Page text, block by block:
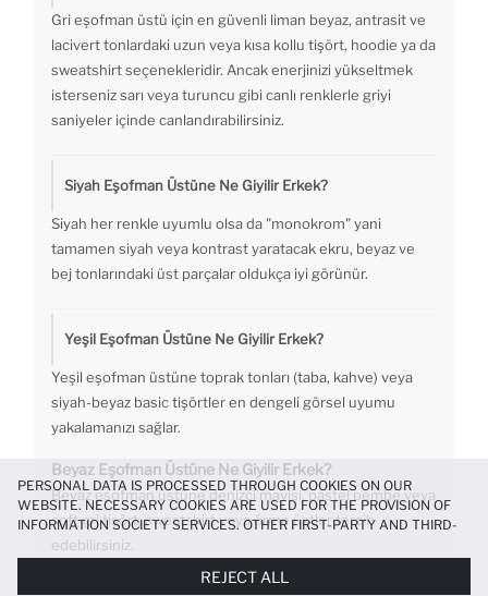
Gri eşofman üstü için en güvenli liman beyaz, antrasit ve
lacivert tonlardaki uzun veya kısa kollu tişört, hoodie ya da
sweatshirt seçenekleridir. Ancak enerjinizi yükseltmek
isterseniz sarı veya turuncu gibi canlı renklerle griyi
saniyeler içinde canlandırabilirsiniz.
Siyah Eşofman Üstüne Ne Giyilir Erkek?
Siyah her renkle uyumlu olsa da "monokrom" yani
tamamen siyah veya kontrast yaratacak ekru, beyaz ve
bej tonlarındaki üst parçalar oldukça iyi görünür.
Yeşil Eşofman Üstüne Ne Giyilir Erkek?
Yeşil eşofman üstüne toprak tonları (taba, kahve) veya
siyah-beyaz basic tişörtler en dengeli görsel uyumu
yakalamanızı sağlar.
Beyaz Eşofman Üstüne Ne Giyilir Erkek?
Beyaz eşofman üstüne denizci mavisi, pastel pembe veya
soft gri tişört, sweatshirt veya örme üstler tercih
edebilirsiniz.
PERSONAL DATA IS PROCESSED THROUGH COOKIES ON OUR
WEBSITE. NECESSARY COOKIES ARE USED FOR THE PROVISION OF
INFORMATION SOCIETY SERVICES. OTHER FIRST-PARTY AND THIRD-
PARTY COOKIES ARE USED, ON A LIMITED BASIS, TO PROVIDE YOU
MORE FUNCTIONAL AND PERSONALIZED, AND—IF YOU GIVE YOUR
REJECT ALL